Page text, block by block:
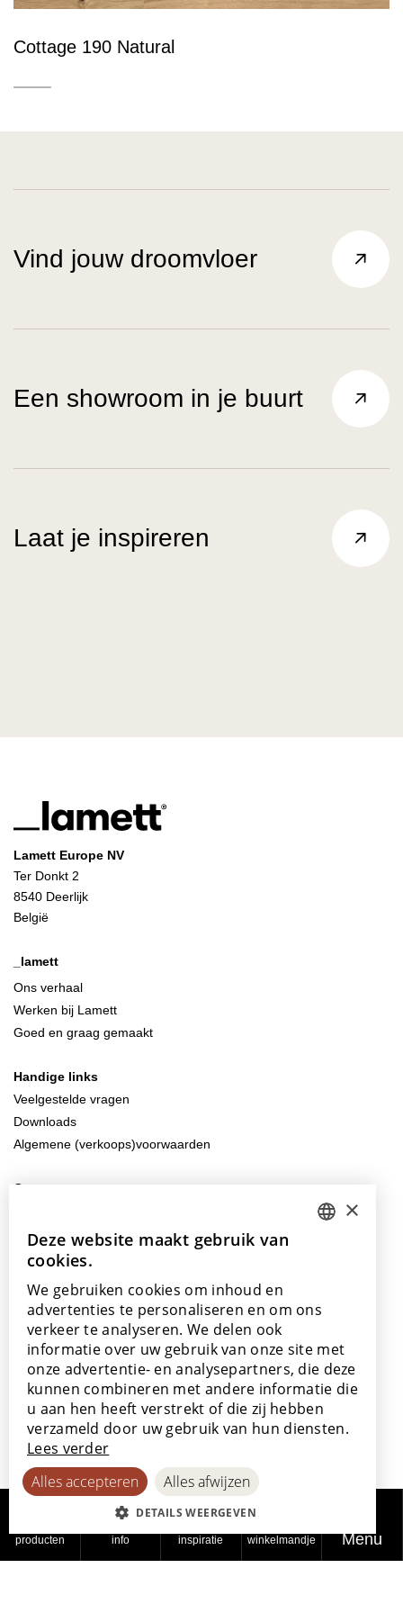
producten info inspiratie winkelmandje Menu
Cottage 190 Natural
Vind jouw droomvloer
Een showroom in je buurt
Laat je inspireren
Lamett Europe NV
Ter Donkt 2
8540 Deerlijk
België
_lamett
Ons verhaal
Werken bij Lamett
Goed en graag gemaakt
Handige links
Veelgestelde vragen
Downloads
Algemene (verkoops)voorwaarden
Contacteer ons
+32 56 77 45 15
Onze showroom
Onze verkooppunten
Met de steun van
© 2026
Privacy
Cookiebeleid Toegankelijkheidsverklaring
GERMAN
SPANISH
×
Deze website maakt gebruik van
cookies.
We gebruiken cookies om inhoud en
advertenties te personaliseren en om ons
verkeer te analyseren. We delen ook
informatie over uw gebruik van onze site met
onze advertentie- en analysepartners, die deze
kunnen combineren met andere informatie die
u aan hen heeft verstrekt of die zij hebben
verzameld door uw gebruik van hun diensten.
Lees verder
Alles accepteren
Alles afwijzen
DETAILS WEERGEVEN